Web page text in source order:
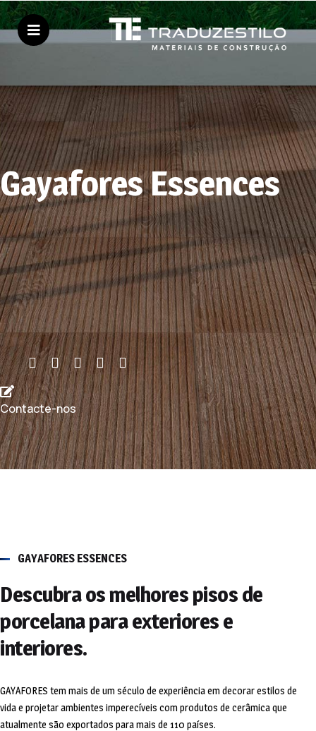
Gayafores Essences
Contacte-nos
GAYAFORES ESSENCES
Descubra os melhores pisos de
porcelana para exteriores e
interiores.
GAYAFORES tem mais de um século de experiência em decorar estilos de
vida e projetar ambientes imperecíveis com produtos de cerâmica que
atualmente são exportados para mais de 110 países.